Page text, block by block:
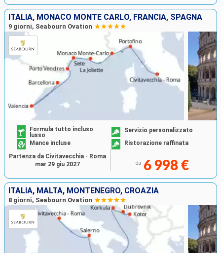
ITALIA, MONACO MONTE CARLO, FRANCIA, SPAGNA
9 giorni, Seabourn Ovation
Formula tutto incluso
lusso
Servizio personalizzato
Mance incluse
Ristorazione raffinata
da 6 998 €
Partenza da Civitavecchia - Roma
mar 29 giu 2027
ITALIA, MALTA, MONTENEGRO, CROAZIA
8 giorni, Seabourn Ovation